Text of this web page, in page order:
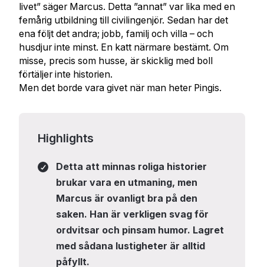
Highlights
Detta att minnas roliga historier
brukar vara en utmaning, men
Marcus är ovanligt bra på den
saken. Han är verkligen svag för
ordvitsar och pinsam humor. Lagret
med sådana lustigheter är alltid
påfyllt.
livet” säger Marcus. Detta ”annat” var lika med en
femårig utbildning till civilingenjör. Sedan har det
ena följt det andra; jobb, familj och villa – och
husdjur inte minst. En katt närmare bestämt. Om
misse, precis som husse, är skicklig med boll
förtäljer inte historien.
Men det borde vara givet när man heter Pingis.